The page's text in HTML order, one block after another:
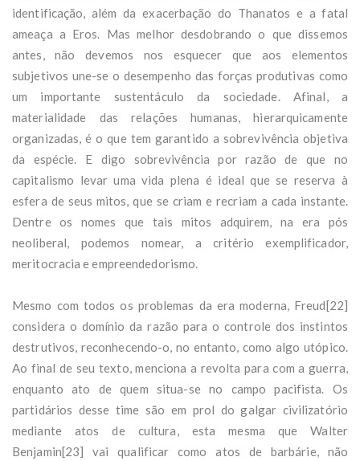
identificação, além da exacerbação do Thanatos e a fatal
ameaça a Eros. Mas melhor desdobrando o que dissemos
antes, não devemos nos esquecer que aos elementos
subjetivos une-se o desempenho das forças produtivas como
um importante sustentáculo da sociedade. Afinal, a
materialidade das relações humanas, hierarquicamente
organizadas, é o que tem garantido a sobrevivência objetiva
da espécie. E digo sobrevivência por razão de que no
capitalismo levar uma vida plena é ideal que se reserva à
esfera de seus mitos, que se criam e recriam a cada instante.
Dentre os nomes que tais mitos adquirem, na era pós
neoliberal, podemos nomear, a critério exemplificador,
meritocracia e empreendedorismo.
Mesmo com todos os problemas da era moderna, Freud[22]
considera o domínio da razão para o controle dos instintos
destrutivos, reconhecendo-o, no entanto, como algo utópico.
Ao final de seu texto, menciona a revolta para com a guerra,
enquanto ato de quem situa-se no campo pacifista. Os
partidários desse time são em prol do galgar civilizatório
mediante atos de cultura, esta mesma que Walter
Benjamin[23] vai qualificar como atos de barbárie, não